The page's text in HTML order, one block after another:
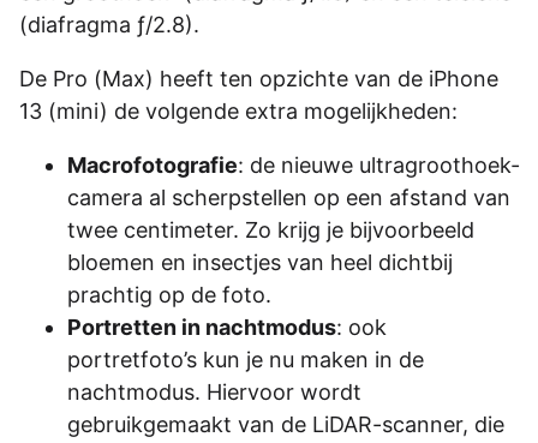
(diafragma ƒ/2.8).
De Pro (Max) heeft ten opzichte van de iPhone
13 (mini) de volgende extra mogelijkheden:
Macrofotografie: de nieuwe ultragroothoek­­
camera al scherpstellen op een afstand van
twee centimeter. Zo krijg je bijvoorbeeld
bloemen en insectjes van heel dichtbij
prachtig op de foto.
Portretten in nachtmodus: ook
portretfoto’s kun je nu maken in de
nachtmodus. Hiervoor wordt
gebruikgemaakt van de LiDAR-scanner, die